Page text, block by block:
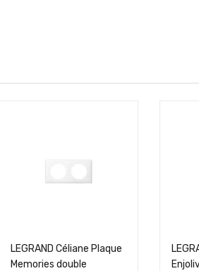
LEGRAND Céliane Plaque
Memories double